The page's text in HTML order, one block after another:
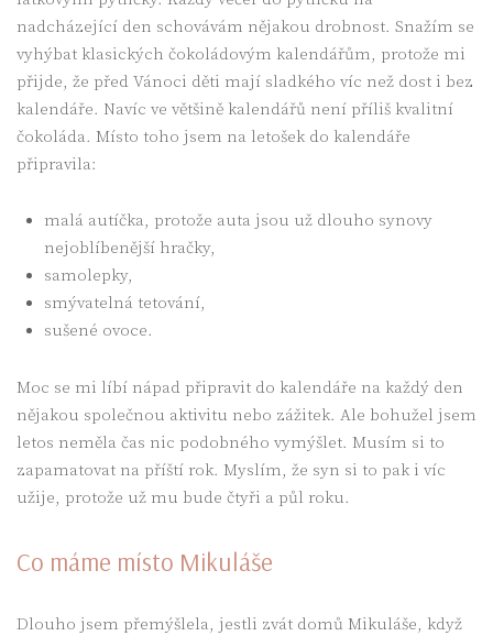
nadcházející den schovávám nějakou drobnost. Snažím se
vyhýbat klasických čokoládovým kalendářům, protože mi
přijde, že před Vánoci děti mají sladkého víc než dost i bez
kalendáře. Navíc ve většině kalendářů není příliš kvalitní
čokoláda. Místo toho jsem na letošek do kalendáře
připravila:
malá autíčka, protože auta jsou už dlouho synovy
nejoblíbenější hračky,
samolepky,
smývatelná tetování,
sušené ovoce.
Moc se mi líbí nápad připravit do kalendáře na každý den
nějakou společnou aktivitu nebo zážitek. Ale bohužel jsem
letos neměla čas nic podobného vymýšlet. Musím si to
zapamatovat na příští rok. Myslím, že syn si to pak i víc
užije, protože už mu bude čtyři a půl roku.
Co máme místo Mikuláše
Dlouho jsem přemýšlela, jestli zvát domů Mikuláše, když